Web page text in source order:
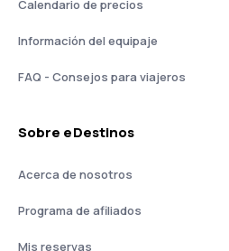
Calendario de precios
Información del equipaje
FAQ - Consejos para viajeros
Sobre eDestinos
Acerca de nosotros
Programa de afiliados
Mis reservas